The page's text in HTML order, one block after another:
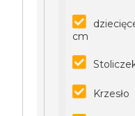
cm
Krzesło